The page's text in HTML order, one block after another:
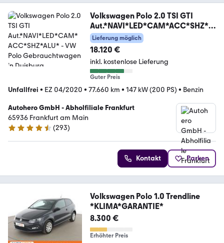
Volkswagen Polo 2.0 TSI GTI
Aut.*NAVI*LED*CAM*ACC*SHZ*A
LU*
Lieferung möglich
18.120 €
inkl. kostenlose Lieferung
Guter Preis
Unfallfrei • EZ 04/2020 • 77.660 km • 147 kW (200 PS) • Benzin
Autohero GmbH - Abholfiliale Frankfurt
65936 Frankfurt am Main
4.6 Sterne
(293)
Kontakt Parken
Volkswagen Polo 1.0 Trendline
*KLIMA*GARANTIE*
8.300 €
Erhöhter Preis